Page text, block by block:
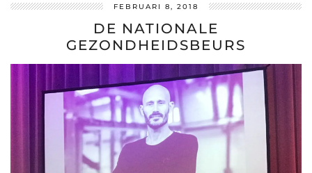
FEBRUARI 8, 2018
DE NATIONALE
GEZONDHEIDSBEURS